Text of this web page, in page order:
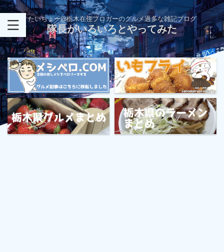
たいちょー@栃木在住ブロガーのグルメ過多な雑記ブログ
隊長がいろいろとやってみた